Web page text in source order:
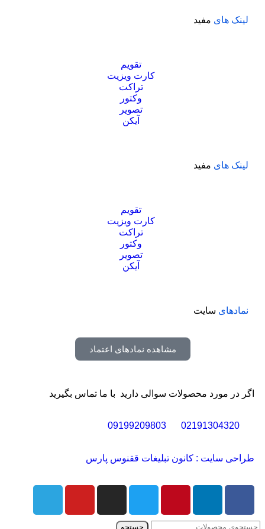
لینک های مفید
تقویم
کارت ویزیت
تراکت
وکتور
تصویر
آیکن
لینک های مفید
تقویم
کارت ویزیت
تراکت
وکتور
تصویر
آیکن
نمادهای سایت
مشاهده نمادهای اعتماد
اگر در مورد محصولات سوالی دارید با ما تماس بگیرید
02191304320
09199209803
طراحی سایت : کانون تبلیغات ققنوس پارس
جستجو